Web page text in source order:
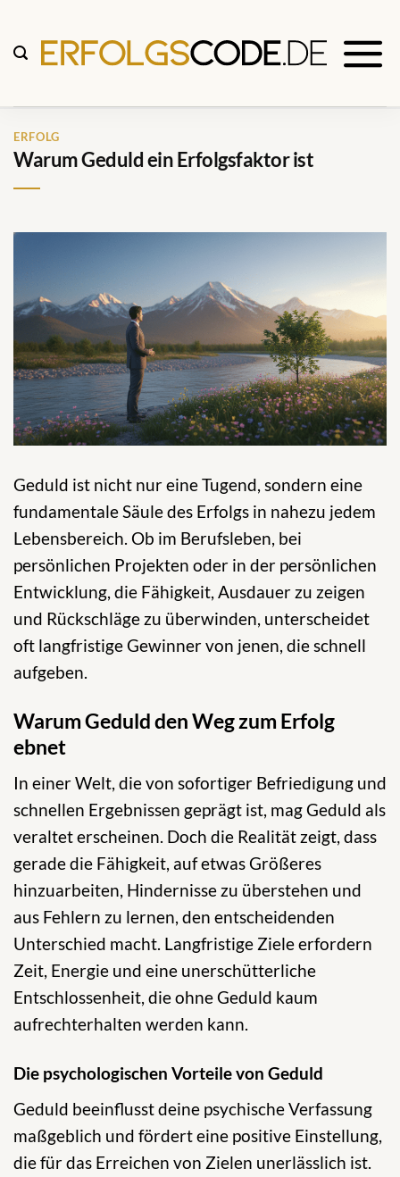
Inhalt
springen
ERFOLG
Warum Geduld ein Erfolgsfaktor ist
Geduld ist nicht nur eine Tugend, sondern eine
fundamentale Säule des Erfolgs in nahezu jedem
Lebensbereich. Ob im Berufsleben, bei
persönlichen Projekten oder in der persönlichen
Entwicklung, die Fähigkeit, Ausdauer zu zeigen
und Rückschläge zu überwinden, unterscheidet
oft langfristige Gewinner von jenen, die schnell
aufgeben.
Warum Geduld den Weg zum Erfolg
ebnet
In einer Welt, die von sofortiger Befriedigung und
schnellen Ergebnissen geprägt ist, mag Geduld als
veraltet erscheinen. Doch die Realität zeigt, dass
gerade die Fähigkeit, auf etwas Größeres
hinzuarbeiten, Hindernisse zu überstehen und
aus Fehlern zu lernen, den entscheidenden
Unterschied macht. Langfristige Ziele erfordern
Zeit, Energie und eine unerschütterliche
Entschlossenheit, die ohne Geduld kaum
aufrechterhalten werden kann.
Die psychologischen Vorteile von Geduld
Geduld beeinflusst deine psychische Verfassung
maßgeblich und fördert eine positive Einstellung,
die für das Erreichen von Zielen unerlässlich ist.